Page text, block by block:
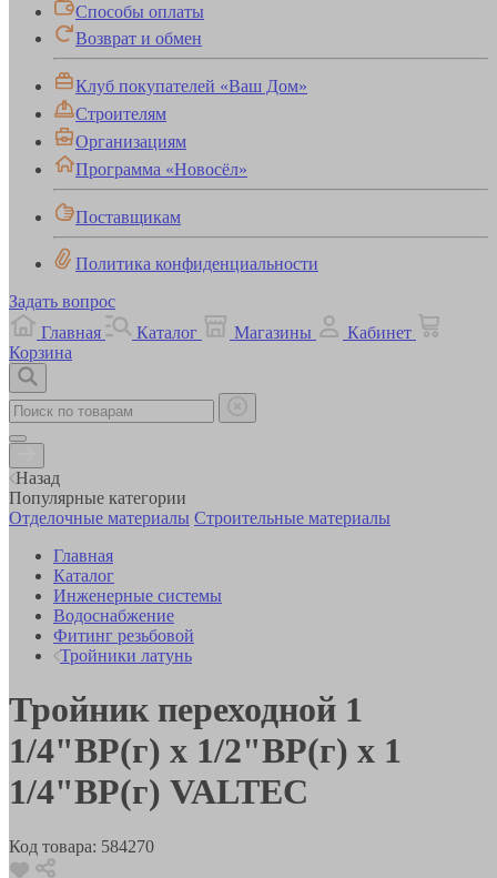
Способы оплаты
Возврат и обмен
Клуб покупателей «Ваш Дом»
Строителям
Организациям
Программа «Новосёл»
Поставщикам
Политика конфиденциальности
Задать вопрос
Главная
Каталог Магазины
Кабинет
Корзина
Назад
Популярные категории
Отделочные материалы Строительные материалы
Главная
Каталог
Инженерные системы
Водоснабжение
Фитинг резьбовой
Тройники латунь
Тройник переходной 1
1/4"ВР(г) х 1/2"ВР(г) х 1
1/4"ВР(г) VALTEC
Код товара: 584270